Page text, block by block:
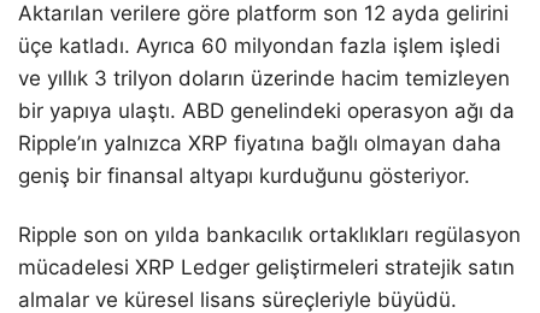
Aktarılan verilere göre platform son 12 ayda gelirini
üçe katladı. Ayrıca 60 milyondan fazla işlem işledi
ve yıllık 3 trilyon doların üzerinde hacim temizleyen
bir yapıya ulaştı. ABD genelindeki operasyon ağı da
Ripple’ın yalnızca XRP fiyatına bağlı olmayan daha
geniş bir finansal altyapı kurduğunu gösteriyor.
Ripple son on yılda bankacılık ortaklıkları regülasyon
mücadelesi XRP Ledger geliştirmeleri stratejik satın
almalar ve küresel lisans süreçleriyle büyüdü.